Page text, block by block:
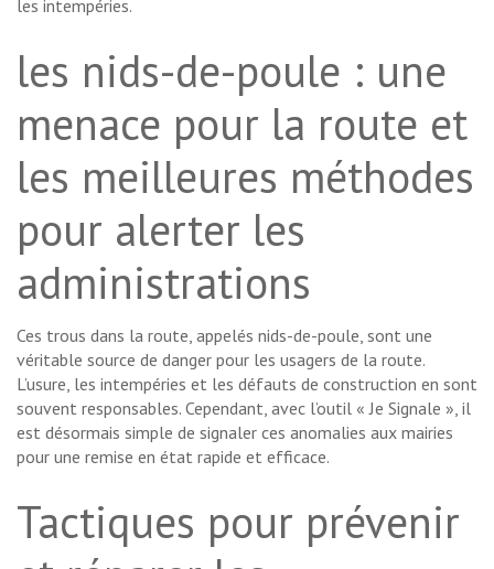
les intempéries.
les nids-de-poule : une
menace pour la route et
les meilleures méthodes
pour alerter les
administrations
Ces trous dans la route, appelés nids-de-poule, sont une
véritable source de danger pour les usagers de la route.
L’usure, les intempéries et les défauts de construction en sont
souvent responsables. Cependant, avec l’outil « Je Signale », il
est désormais simple de signaler ces anomalies aux mairies
pour une remise en état rapide et efficace.
Tactiques pour prévenir